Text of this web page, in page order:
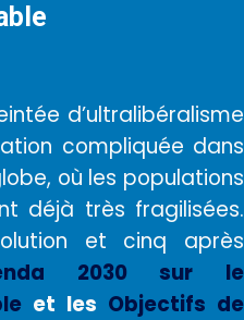
d’ultralibéralisme
compliquée dans
où les populations
déjà très fragilisées.
et cinq après
2030 sur le
et les Objectifs de